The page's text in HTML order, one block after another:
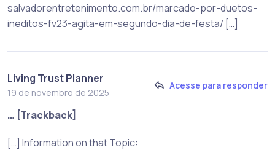
salvadorentretenimento.com.br/marcado-por-duetos-
ineditos-fv23-agita-em-segundo-dia-de-festa/ […]
Living Trust Planner
19 de novembro de 2025
Acesse para responder
… [Trackback]
[…] Information on that Topic: